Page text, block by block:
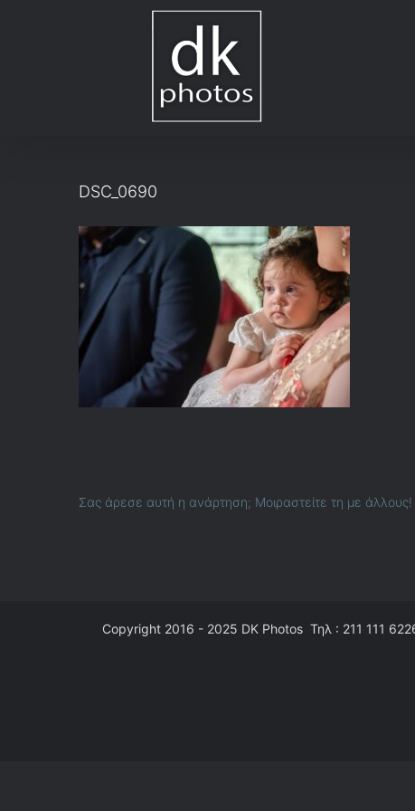
DSC_0690
Σας άρεσε αυτή η ανάρτηση; Μοιραστείτε τη με άλλους!
Copyright 2016 - 2025 DK Photos Τηλ : 211 111